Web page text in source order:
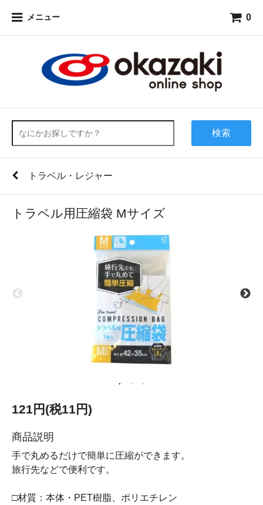
メニュー 0
検索
トラベル・レジャー
トラベル用圧縮袋 Mサイズ
121円(税11円)
商品説明
手で丸めるだけで簡単に圧縮ができます。
旅行先などで便利です。
□材質：本体・PET樹脂、ポリエチレン